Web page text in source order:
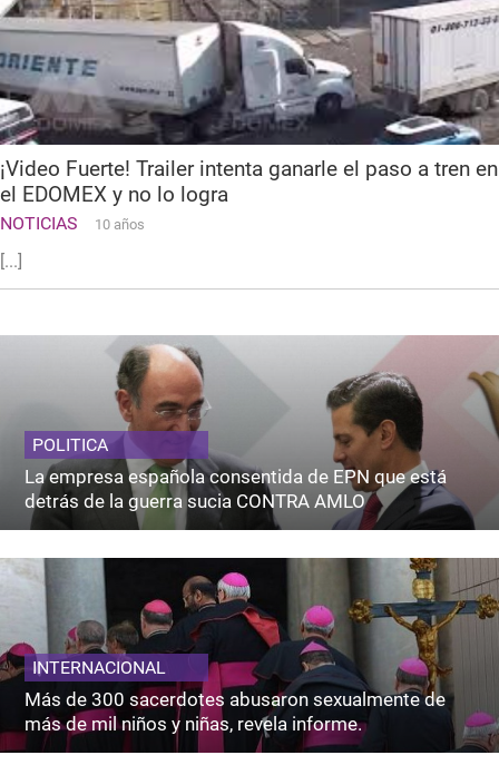
¡Video Fuerte! Trailer intenta ganarle el paso a tren en
el EDOMEX y no lo logra
NOTICIAS 10 años
[...]
POLITICA
La empresa española consentida de EPN que está
detrás de la guerra sucia CONTRA AMLO
INTERNACIONAL
Más de 300 sacerdotes abusaron sexualmente de
más de mil niños y niñas, revela informe.